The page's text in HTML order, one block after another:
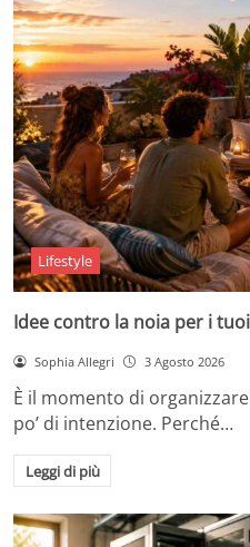
Lifestyle
Idee contro la noia per i
Sophia Allegri 3 Agosto 2026
È il momento di
po’ di intenzione. Perché…
Leggi di più